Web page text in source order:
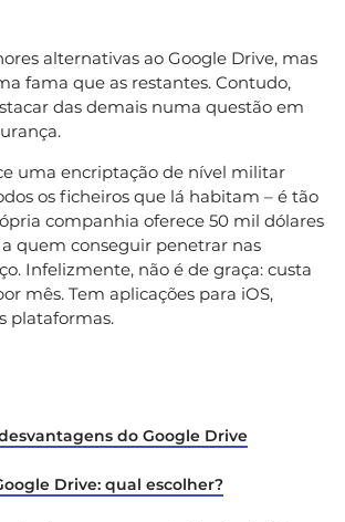
alternativas ao Google Drive, mas
fama que as restantes. Contudo,
das demais numa questão em
uma encriptação de nível militar
os ficheiros que lá habitam – é tão
companhia oferece 50 mil dólares
quem conseguir penetrar nas
Infelizmente, não é de graça: custa
mês. Tem aplicações para iOS,
plataformas.
do Google Drive
Drive: qual escolher?